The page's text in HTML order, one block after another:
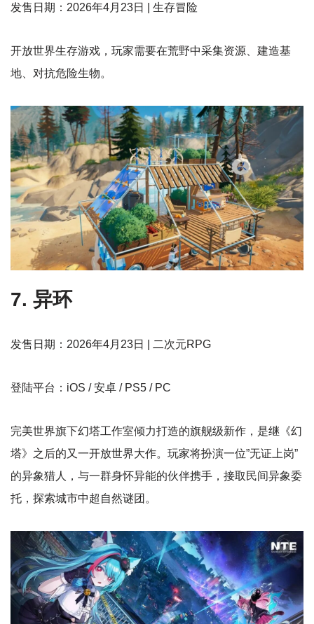
发售日期：2026年4月23日 | 生存冒险
开放世界生存游戏，玩家需要在荒野中采集资源、建造基
地、对抗危险生物。
7. 异环
发售日期：2026年4月23日 | 二次元RPG
登陆平台：iOS / 安卓 / PS5 / PC
完美世界旗下幻塔工作室倾力打造的旗舰级新作，是继《幻
塔》之后的又一开放世界大作。玩家将扮演一位”无证上岗”
的异象猎人，与一群身怀异能的伙伴携手，接取民间异象委
托，探索城市中超自然谜团。